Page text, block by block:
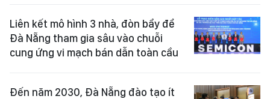
Liên kết mô hình 3 nhà, đòn bẩy để
Đà Nẵng tham gia sâu vào chuỗi
cung ứng vi mạch bán dẫn toàn cầu
Đến năm 2030, Đà Nẵng đào tạo ít